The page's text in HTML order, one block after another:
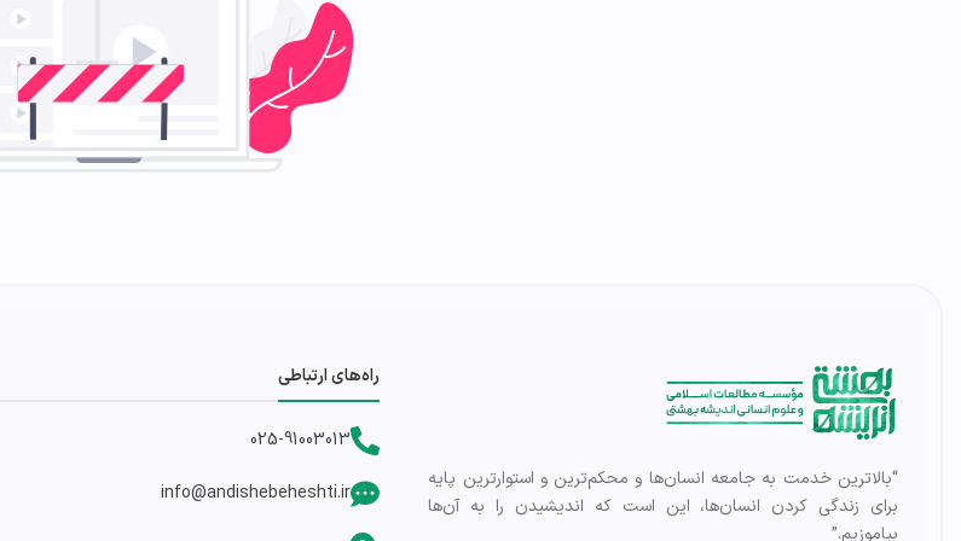
“بالاترین خدمت به جامعه انسان‌ها و محکم‌ترین و استوارترین پایه
برای زندگی کردن انسان‌ها، این است که اندیشیدن را به آن‌ها
بیاموزیم.”
راه‌های ارتباطی
025-91003013
info@andishebeheshti.ir